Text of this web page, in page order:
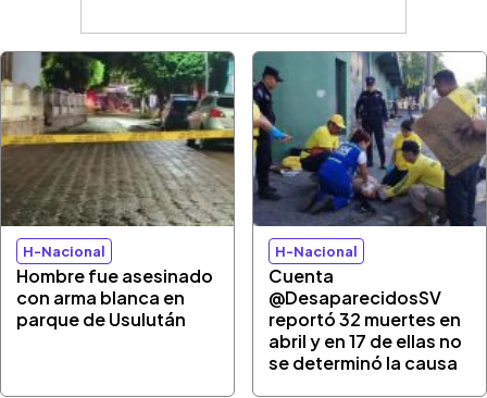
H-Nacional
Hombre fue asesinado
con arma blanca en
parque de Usulután
H-Nacional
Cuenta
@DesaparecidosSV
reportó 32 muertes en
abril y en 17 de ellas no
se determinó la causa